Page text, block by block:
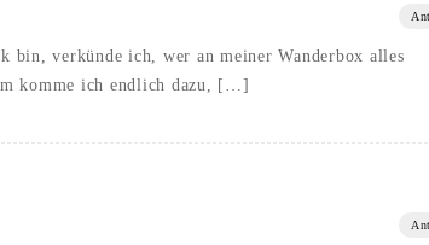
verkünde ich, wer an meiner Wanderbox alles
komme ich endlich dazu, […]